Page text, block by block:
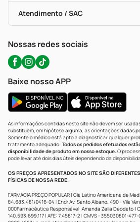
Bulas De A A Z
Políticas De Marketplace
Autoteste Covid-19
Certificado De Segurança
Portal Da Privacidade
Atendimento / SAC
WhatsApp (47) 9202-1687
Nossas redes sociais
Baixe nosso APP
As informações contidas neste site não devem ser
substituem, em hipótese alguma, as orientações dadas
Somente o médico está apto a diagnosticar qualquer
tratamento adequado. Todos os pedidos efetuados
disponibilidade de produto em nosso estoque.O
pode levar até dois dias úteis dependendo da
OS PREÇOS APRESENTADOS NO SITE SÃO
FÍSICAS DE NOSSA REDE.
FARMÁCIA PREÇO POPULAR | Cia Latino Americana de
84.683.481/0416-04 | End: Av. Santo Albano, 490 - Vila
000Farmacêutica Responsável: Amanda Zelia Deodato |
140.593.699.117 | AFE: 7.45817-2 | CMVS - 355030801-